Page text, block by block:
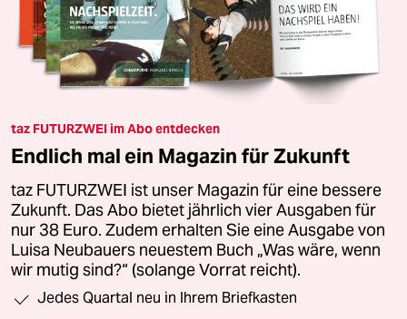
taz FUTURZWEI im Abo entdecken
Endlich mal ein Magazin für Zukunft
taz FUTURZWEI ist unser Magazin für eine bessere
Zukunft. Das Abo bietet jährlich vier Ausgaben für
nur 38 Euro. Zudem erhalten Sie eine Ausgabe von
Luisa Neubauers neuestem Buch „Was wäre, wenn
wir mutig sind?“ (solange Vorrat reicht).
Jedes Quartal neu in Ihrem Briefkasten